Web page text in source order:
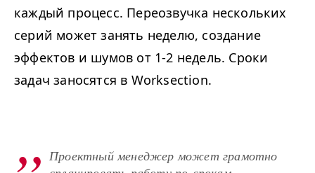
каждый процесс. Переозвучка нескольких
серий может занять неделю, создание
эффектов и шумов от 1-2 недель. Сроки
задач заносятся в Worksection.
Проектный менеджер может грамотно